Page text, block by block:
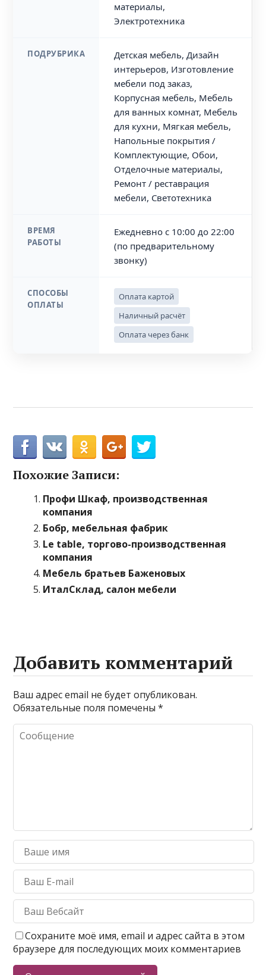
материалы,
Электротехника
ПОДРУБРИКА
Детская мебель, Дизайн
интерьеров, Изготовление
мебели под заказ,
Корпусная мебель, Мебель
для ванных комнат, Мебель
для кухни, Мягкая мебель,
Напольные покрытия /
Комплектующие, Обои,
Отделочные материалы,
Ремонт / реставрация
мебели, Светотехника
ВРЕМЯ
РАБОТЫ
Ежедневно с 10:00 до 22:00
(по предварительному
звонку)
СПОСОБЫ
ОПЛАТЫ
Оплата картой
Наличный расчёт
Оплата через банк
Похожие Записи:
Профи Шкаф, производственная
компания
Бобр, мебельная фабрик
Le table, торгово-производственная
компания
Мебель братьев Баженовых
ИталСклад, салон мебели
Добавить комментарий
Ваш адрес email не будет опубликован.
Обязательные поля помечены*
Сохраните моё имя, email и адрес сайта в этом
браузере для последующих моих комментариев